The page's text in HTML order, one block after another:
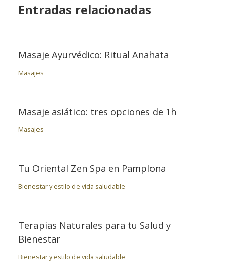
Entradas relacionadas
Masaje Ayurvédico: Ritual Anahata
Masajes
Masaje asiático: tres opciones de 1h
Masajes
Tu Oriental Zen Spa en Pamplona
Bienestar y estilo de vida saludable
Terapias Naturales para tu Salud y
Bienestar
Bienestar y estilo de vida saludable